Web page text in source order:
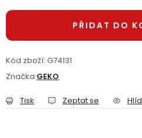
Reklamační formulář
Obchodní podmínky
PŘIDAT DO
Kód zboží: G74131
Značka:GEKO
Tisk Zeptat se